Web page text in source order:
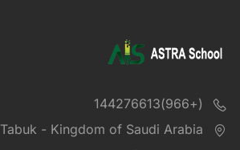
(+966)144276613
Tabuk - Kingdom of Saudi Arabia